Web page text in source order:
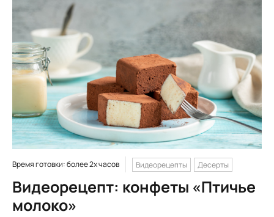
Время готовки: более 2х часов Видеорецепты Десерты
Видеорецепт: конфеты «Птичье
молоко»